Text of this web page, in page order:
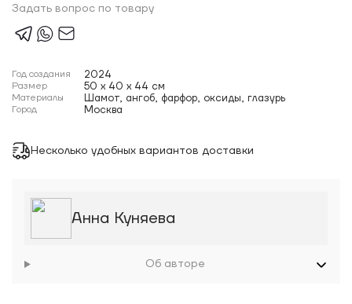
Задать вопрос по товару
Год создания 2024
Размер 50 x 40 x 44 см
Материалы Шамот, ангоб, фарфор, оксиды, глазурь
Город Москва
Несколько удобных вариантов доставки
Анна Куняева
Об авторе